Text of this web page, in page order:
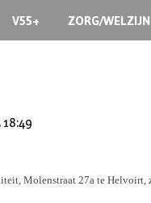
V55+ ZORG/WELZIJN
Molenstraat 27a te Helvoirt,